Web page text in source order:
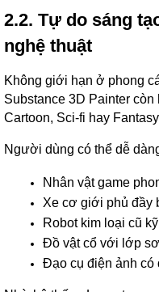
2.2. Tự do sáng
nghệ thuật
Không giới hạn ở phong
Substance 3D Painter
Cartoon, Sci-fi hay
Người dùng có thể dễ
Nhân vật game
Xe cơ giới phủ đầy
Robot kim loại cũ
Đồ vật cổ với lớp
Đạo cụ điện ảnh có